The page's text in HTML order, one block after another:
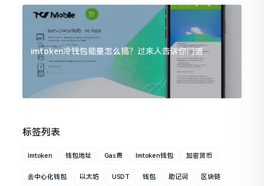
imtoken冷钱包能量怎么搞？过来人告诉你门道
标签列表
Imtoken 钱包地址 Gas费 Imtoken钱包 加密货币
去中心化钱包 以太坊 USDT 钱包 助记词 区块链